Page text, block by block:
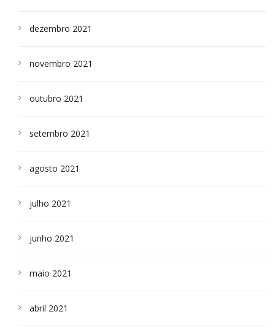
dezembro 2021
novembro 2021
outubro 2021
setembro 2021
agosto 2021
julho 2021
junho 2021
maio 2021
abril 2021